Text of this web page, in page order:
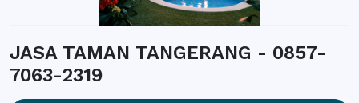
JASA TAMAN TANGERANG - 0857-
7063-2319